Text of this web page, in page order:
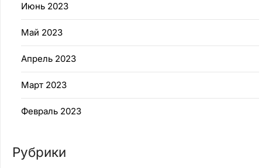
Июнь 2023
Май 2023
Апрель 2023
Март 2023
Февраль 2023
Рубрики